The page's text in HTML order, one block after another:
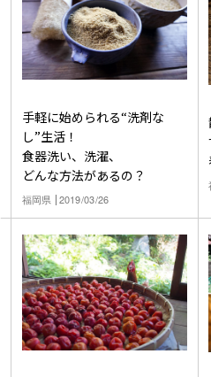
手軽に始められる“洗剤な
し”生活！
食器洗い、洗濯、
どんな方法があるの？
福岡県 2019/03/26